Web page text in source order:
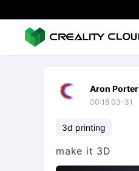
Aron Porter
00:18 03-31
3d printing
make it 3D